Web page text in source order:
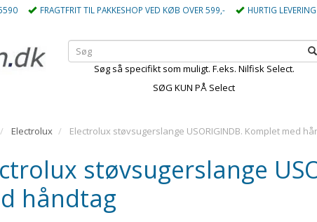
FRAGTFRIT TIL PAKKESHOP VED KØB OVER 599,- HURTIG LEVERING
Søg så specifikt som muligt. F.eks. Nilfisk Select.
SØG KUN PÅ Select
Electrolux Electrolux støvsugerslange USORIGINDB. Komplet med
støvsugerslange
håndtag